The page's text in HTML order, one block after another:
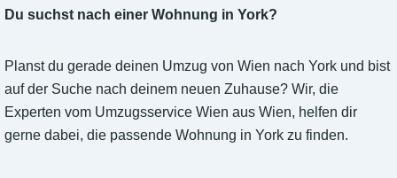
Du suchst nach einer Wohnung in York?
Planst du gerade deinen Umzug von Wien nach York und bist
auf der Suche nach deinem neuen Zuhause? Wir, die
Experten vom Umzugsservice Wien aus Wien, helfen dir
gerne dabei, die passende Wohnung in York zu finden.